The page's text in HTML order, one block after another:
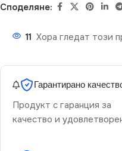
Споделяне:
11 Хора гледат този
Гарантирано
Продукт с гаранция за
качество и